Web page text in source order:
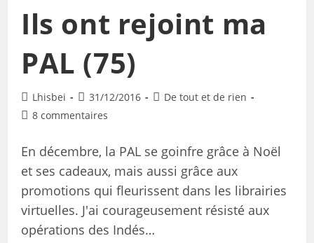
Ils ont rejoint ma
PAL (75)
Lhisbei 31/12/2016
De tout et de rien
8 commentaires
En décembre, la PAL se goinfre grâce à Noël
et ses cadeaux, mais aussi grâce aux
promotions qui fleurissent dans les librairies
virtuelles. J'ai courageusement résisté aux
opérations des Indés…